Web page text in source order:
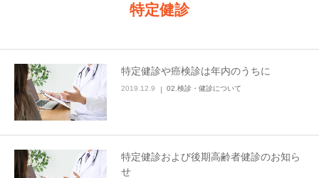
特定健診
特定健診や癌検診は年内のうちに
2019.12.9 02.検診・健診について
特定健診および後期高齢者健診のお知ら
せ